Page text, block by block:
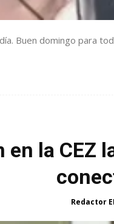
Buen domingo para
en la
Redactor